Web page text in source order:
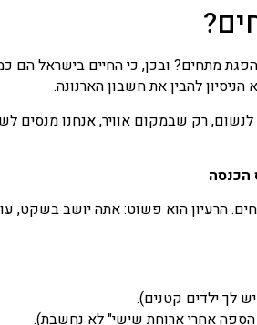
מתחים? ובכן, כי החיים בישראל
להבין את חשבון הארנונה.
רק שבמקום אוויר, אנחנו מנסים
הכנסה
הרעיון הוא פשוט: אתה יושב בשקט,
לך ילדים קטנים).
אחרי ארוחת שישי" לא נחשבת).